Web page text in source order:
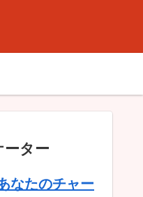
ーター
なたのチャー